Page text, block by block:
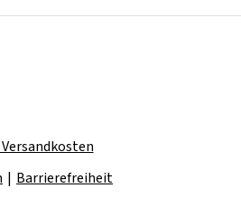
Barrierefreiheit